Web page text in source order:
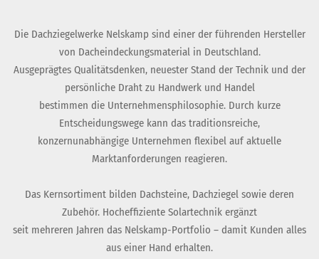
Die Dachziegelwerke Nelskamp sind einer der führenden Hersteller
von Dacheindeckungsmaterial in Deutschland.
Ausgeprägtes Qualitätsdenken, neuester Stand der Technik und der
persönliche Draht zu Handwerk und Handel
bestimmen die Unternehmensphilosophie. Durch kurze
Entscheidungswege kann das traditionsreiche,
konzernunabhängige Unternehmen flexibel auf aktuelle
Marktanforderungen reagieren.
Das Kernsortiment bilden Dachsteine, Dachziegel sowie deren
Zubehör. Hocheffiziente Solartechnik ergänzt
seit mehreren Jahren das Nelskamp-Portfolio – damit Kunden alles
aus einer Hand erhalten.